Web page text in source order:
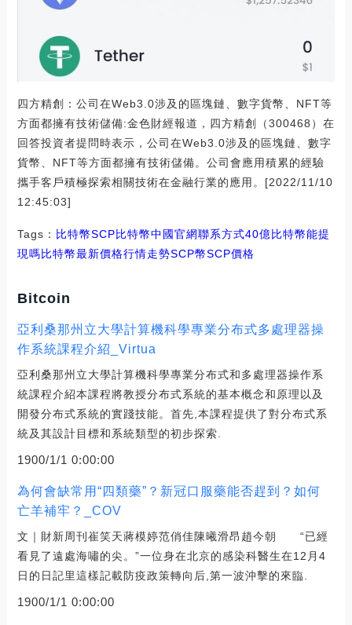
四方精創：公司在Web3.0涉及的區塊鏈、數字貨幣、NFT等
方面都擁有技術儲備:金色財經報道，四方精創（300468）在
回答投資者提問時表示，公司在Web3.0涉及的區塊鏈、數字
貨幣、NFT等方面都擁有技術儲備。公司會應用積累的經驗
攜手客戶積極探索相關技術在金融行業的應用。[2022/11/10
12:45:03]
Tags： 比特幣SCP比特幣中國官網聯系方式40億比特幣能提
現嗎比特幣最新價格行情走勢SCP幣SCP價格
Bitcoin
亞利桑那州立大學計算機科學專業分布式多處理器操
作系統課程介紹_Virtua
亞利桑那州立大學計算機科學專業分布式和多處理器操作系
統課程介紹本課程將教授分布式系統的基本概念和原理以及
開發分布式系統的實踐技能。首先,本課程提供了對分布式系
統及其設計目標和系統類型的初步探索.
1900/1/1 0:00:00
為何會缺常用“四類藥”？新冠口服藥能否趕到？如何
亡羊補牢？_COV
文｜財新周刊崔笑天蔣模婷范俏佳陳曦滑昂趙今朝 “已經
看見了遠處海嘯的尖。”一位身在北京的感染科醫生在12月4
日的日記里這樣記載防疫政策轉向后,第一波沖擊的來臨.
1900/1/1 0:00:00